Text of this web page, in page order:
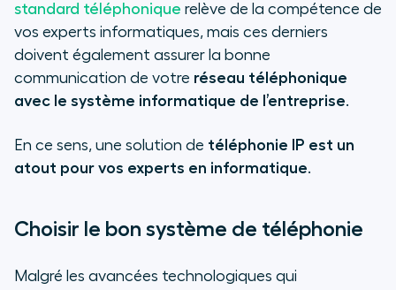
standard téléphonique relève de la compétence de
vos experts informatiques, mais ces derniers
doivent également assurer la bonne
communication de votre réseau téléphonique
avec le système informatique de l’entreprise.
En ce sens, une solution de téléphonie IP est un
atout pour vos experts en informatique.
Choisir le bon système de téléphonie
Malgré les avancées technologiques qui